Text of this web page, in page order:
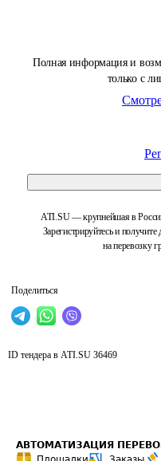
Полная информация и
только с
ATI.SU — крупнейшая в
Зарегистрируйтесь и
на перевозку
Поделиться
ID тендера в ATI.SU 36469
АВТОМАТИЗАЦИЯ